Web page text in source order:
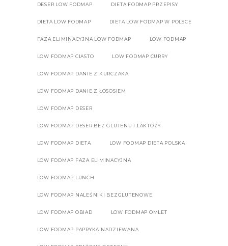
DESER LOW FODMAP DIETA FODMAP PRZEPISY
DIETA LOW FODMAP DIETA LOW FODMAP W POLSCE
FAZA ELIMINACYJNA LOW FODMAP LOW FODMAP
LOW FODMAP CIASTO LOW FODMAP CURRY
LOW FODMAP DANIE Z KURCZAKA
LOW FODMAP DANIE Z ŁOSOSIEM
LOW FODMAP DESER
LOW FODMAP DESER BEZ GLUTENU I LAKTOZY
LOW FODMAP DIETA LOW FODMAP DIETA POLSKA
LOW FODMAP FAZA ELIMINACYJNA
LOW FODMAP LUNCH
LOW FODMAP NALEŚNIKI BEZGLUTENOWE
LOW FODMAP OBIAD LOW FODMAP OMLET
LOW FODMAP PAPRYKA NADZIEWANA